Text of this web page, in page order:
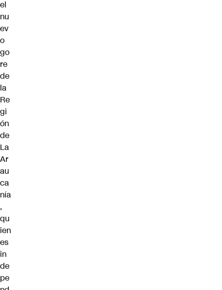
el
nu
ev
o
go
re
de
la
Re
gi
ón
de
La
Ar
au
ca
nía
,
qu
ien
es
in
de
pe